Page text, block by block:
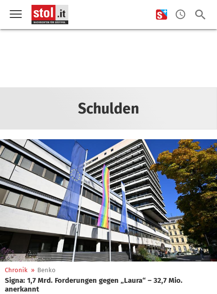
Schulden
Chronik » Benko
Signa: 1,7 Mrd. Forderungen gegen „Laura“ – 32,7 Mio.
anerkannt